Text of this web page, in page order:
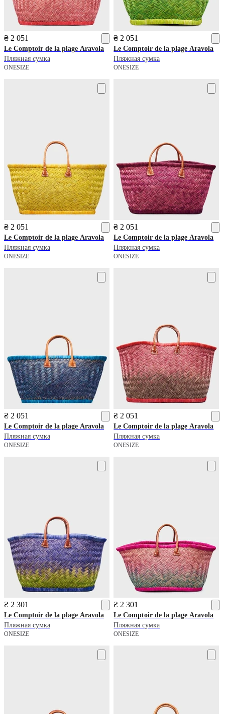
₴ 2 051
Le Comptoir de la plage Aravola
Пляжная сумка
ONESIZE
₴ 2 051
Le Comptoir de la plage Aravola
Пляжная сумка
ONESIZE
₴ 2 051
Le Comptoir de la plage Aravola
Пляжная сумка
ONESIZE
₴ 2 051
Le Comptoir de la plage Aravola
Пляжная сумка
ONESIZE
₴ 2 051
Le Comptoir de la plage Aravola
Пляжная сумка
ONESIZE
₴ 2 051
Le Comptoir de la plage Aravola
Пляжная сумка
ONESIZE
₴ 2 301
Le Comptoir de la plage Aravola
Пляжная сумка
ONESIZE
₴ 2 301
Le Comptoir de la plage Aravola
Пляжная сумка
ONESIZE